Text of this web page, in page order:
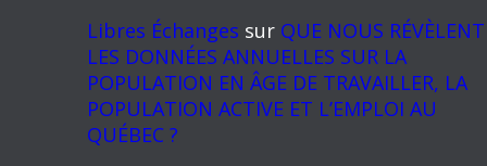
Libres Échanges sur QUE NOUS RÉVÈLENT
LES DONNÉES ANNUELLES SUR LA
POPULATION EN ÂGE DE TRAVAILLER, LA
POPULATION ACTIVE ET L’EMPLOI AU
QUÉBEC ?